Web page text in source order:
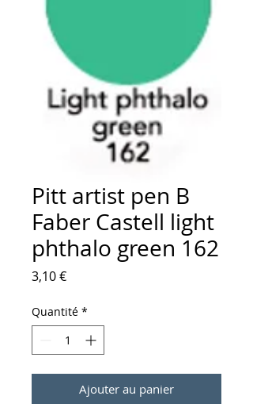
Pitt artist pen B
Faber Castell light
phthalo green 162
3,10 €Prix
Quantité *
Ajouter au panier